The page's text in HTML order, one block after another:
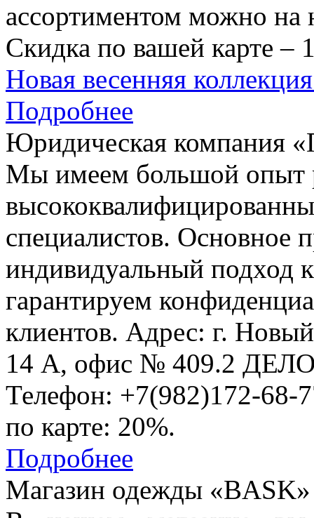
ассортиментом можно
Скидка по вашей карте –
Новая весенняя
Подробнее
Юридическая компания
Мы имеем большой опыт
специалистов. Основное
индивидуальный подход
гарантируем
клиентов. Адрес: г.
14 А, офис № 409.2
Телефон: +7(982)172-68-
по карте: 20%.
Подробнее
Магазин одежды «BASK»